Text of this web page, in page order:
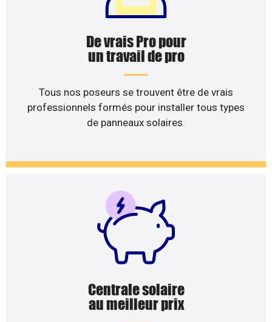
De vrais Pro pour
un travail de pro
Tous nos poseurs se trouvent être de vrais
professionnels formés pour installer tous types
de panneaux solaires.
Centrale solaire
au meilleur prix